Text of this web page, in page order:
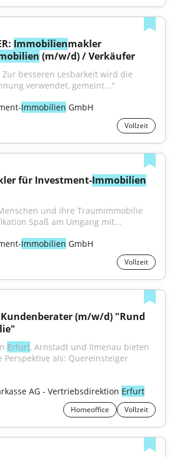
Immobilienmakler
(m/w/d) / Verkäufer
Zur besseren Lesbarkeit wird die
verwendet, gemeint..."
Immobilien GmbH
Vollzeit
für Investment-Immobilien
und ihre Traumimmobilie
Spaß am Umgang mit...
Immobilien GmbH
Vollzeit
(m/w/d) "Rund
Erfurt, Arnstadt und Ilmenau bieten
als: Quereinsteiger
AG - Vertriebsdirektion Erfurt
Homeoffice Vollzeit